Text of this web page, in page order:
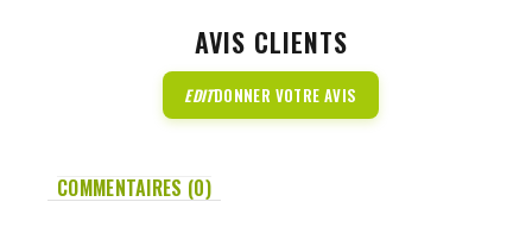
AVIS CLIENTS
EDITDONNER VOTRE AVIS
COMMENTAIRES (0)